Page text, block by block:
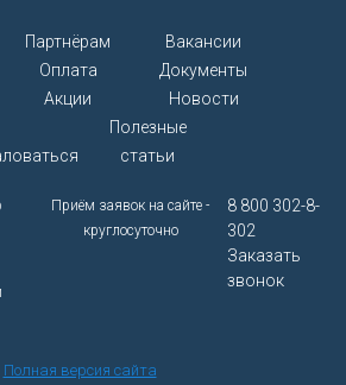
Партнёрам
Вакансии
Оплата
Документы
Акции Новости
Полезные
статьи
Приём заявок на сайте -
круглосуточно
8 800 302-8-
302
Заказать
звонок
Полная версия сайта